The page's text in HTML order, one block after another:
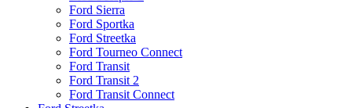
Ford Sierra
Ford Sportka
Ford Streetka
Ford Tourneo Connect
Ford Transit
Ford Transit 2
Ford Transit Connect